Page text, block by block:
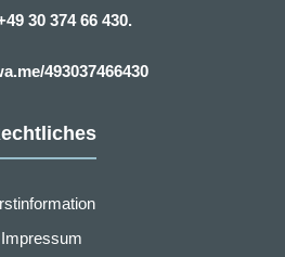
30 374 66 430.
493037466430
Impressum